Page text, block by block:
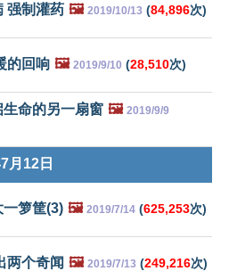
强制灌药 🖼️ 2019/10/13 (84,896次)
的回响 🖼️ 2019/9/10 (28,510次)
生命的另一扇窗 🖼️ 2019/9/9
月12日
箩筐(3) 🖼️ 2019/7/14 (625,253次)
两个奇闻 🖼️ 2019/7/13 (249,216次)